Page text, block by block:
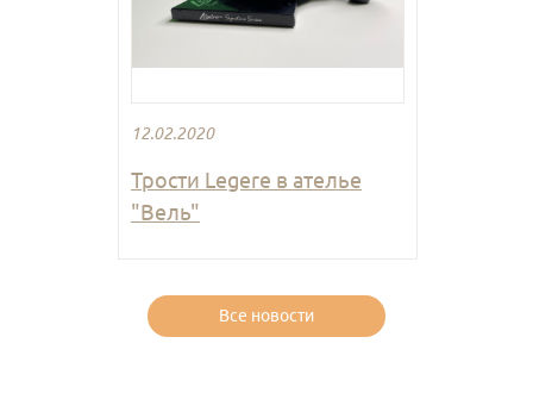
12.02.2020
Трости Legere в ателье
"Вель"
Все новости